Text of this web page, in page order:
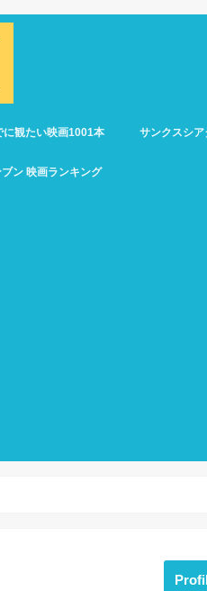
に観たい映画1001本 サンクスシア
ン 映画ランキング